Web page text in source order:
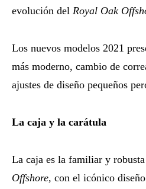
evolución del Royal Oak
Los nuevos modelos 2021
más moderno, cambio de
ajustes de diseño pequeños
La caja y la carátula
La caja es la familiar y robusta
Offshore, con el icónico